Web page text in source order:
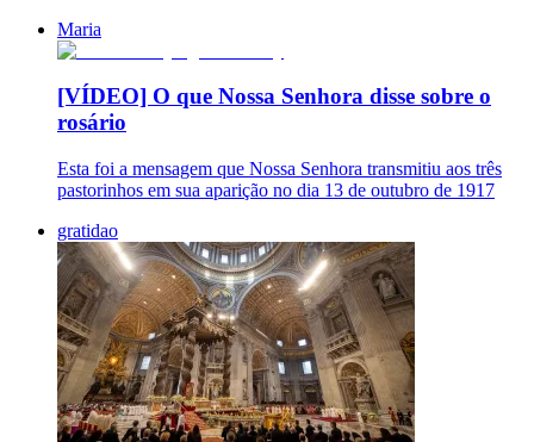
Maria
[VÍDEO] O que Nossa Senhora disse sobre o
rosário
Esta foi a mensagem que Nossa Senhora transmitiu aos três
pastorinhos em sua aparição no dia 13 de outubro de 1917
gratidao